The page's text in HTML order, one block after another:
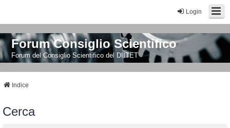
Login
Forum Consiglio Scientifico
Forum del Consiglio Scientifico del DIITET
Indice
Cerca